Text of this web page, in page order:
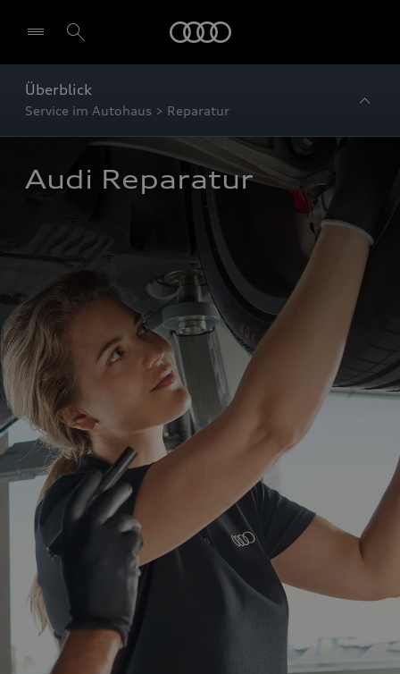
Überblick
Service im Autohaus > Reparatur
Audi Reparatur